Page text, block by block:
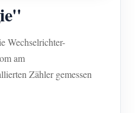
Wechselrichter-
am
Zähler gemessen